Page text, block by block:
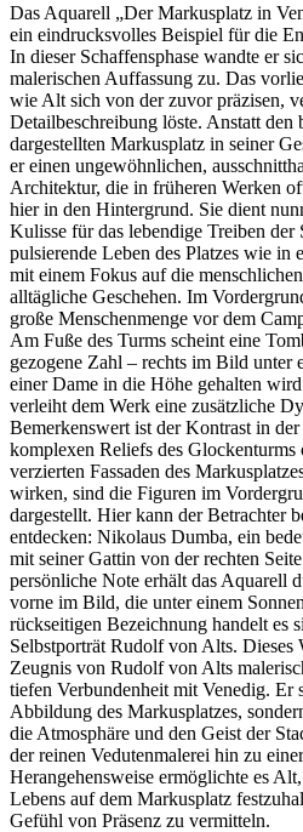
Das Aquarell „Der Markusplatz in
ein eindrucksvolles Beispiel für die
In dieser Schaffensphase wandte er
malerischen Auffassung zu. Das
wie Alt sich von der zuvor präzisen,
Detailbeschreibung löste. Anstatt den
dargestellten Markusplatz in seiner
er einen ungewöhnlichen,
Architektur, die in früheren Werken
hier in den Hintergrund. Sie dient
Kulisse für das lebendige Treiben der
pulsierende Leben des Platzes wie in
mit einem Fokus auf die
alltägliche Geschehen. Im
große Menschenmenge vor dem
Am Fuße des Turms scheint eine
gezogene Zahl – rechts im Bild unter
einer Dame in die Höhe gehalten
verleiht dem Werk eine zusätzliche
Bemerkenswert ist der Kontrast in
komplexen Reliefs des
verzierten Fassaden des
wirken, sind die Figuren im
dargestellt. Hier kann der Betrachter
entdecken: Nikolaus Dumba, ein
mit seiner Gattin von der rechten
persönliche Note erhält das Aquarell
vorne im Bild, die unter einem
rückseitigen Bezeichnung handelt es
Selbstporträt Rudolf von Alts. Dieses
Zeugnis von Rudolf von Alts
tiefen Verbundenheit mit Venedig. Er
Abbildung des Markusplatzes,
die Atmosphäre und den Geist der
der reinen Vedutenmalerei hin zu
Herangehensweise ermöglichte es
Lebens auf dem Markusplatz
Gefühl von Präsenz zu vermitteln.